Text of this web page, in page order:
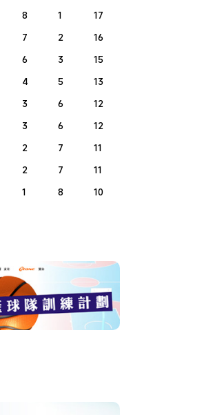
8 1
17
7 2
16
6 3
15
4 5
13
3 6
12
3 6
12
2 7
11
2 7
11
1 8 10